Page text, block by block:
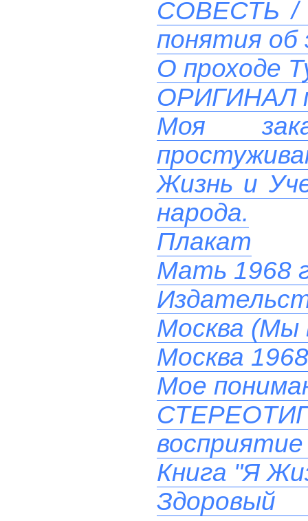
СОВЕСТЬ /
понятия об
О проходе
ОРИГИНАЛ
Моя
Жизнь и
народа.
Плакат
Мать 1968
Москва (Мы
Москва
Мое
восприятие
Книга "Я